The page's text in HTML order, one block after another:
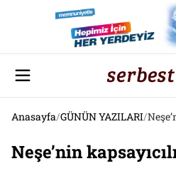
Anasayfa/GÜNÜN YAZILARI/
Neşe’nin